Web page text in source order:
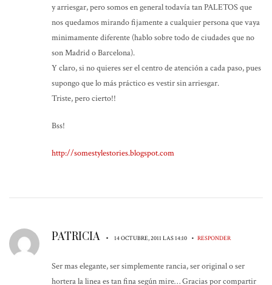
y arriesgar, pero somos en general todavía tan PALETOS que
nos quedamos mirando fijamente a cualquier persona que vaya
minimamente diferente (hablo sobre todo de ciudades que no
son Madrid o Barcelona).
Y claro, si no quieres ser el centro de atención a cada paso, pues
supongo que lo más práctico es vestir sin arriesgar.
Triste, pero cierto!!
Bss!
http://somestylestories.blogspot.com
PATRICIA • 14 OCTUBRE, 2011 LAS 14:10 • RESPONDER
Ser mas elegante, ser simplemente rancia, ser original o ser
hortera la linea es tan fina según mire… Gracias por compartir